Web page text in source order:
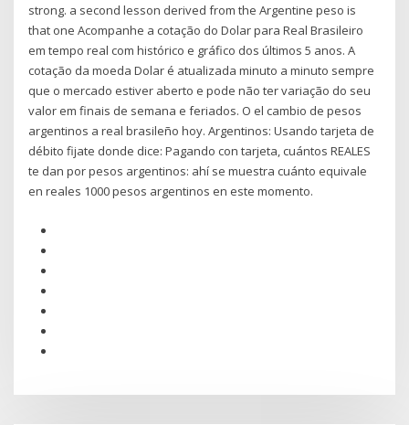
strong. a second lesson derived from the Argentine peso is
that one Acompanhe a cotação do Dolar para Real Brasileiro
em tempo real com histórico e gráfico dos últimos 5 anos. A
cotação da moeda Dolar é atualizada minuto a minuto sempre
que o mercado estiver aberto e pode não ter variação do seu
valor em finais de semana e feriados. O el cambio de pesos
argentinos a real brasileño hoy. Argentinos: Usando tarjeta de
débito fijate donde dice: Pagando con tarjeta, cuántos REALES
te dan por pesos argentinos: ahí se muestra cuánto equivale
en reales 1000 pesos argentinos en este momento.